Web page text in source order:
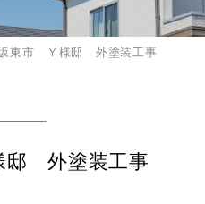
東市 Ｙ様邸 外塗装工事
邸 外塗装工事